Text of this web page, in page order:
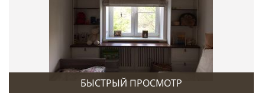
БЫСТРЫЙ ПРОСМОТР